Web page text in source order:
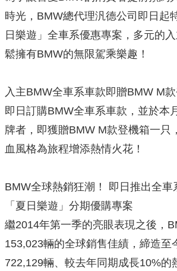
時光，BMW總代理汎德公司即日起
日樂遊」全車系優惠專案，多元的
鬆擁有BMW的無限駕乘樂趣！
入主BMW全車系車款即贈BMW M
即日訂購BMW全車系車款，並於本
牌者，即獲贈BMW M款登機箱一只
血風格為旅程增添熱情火花！
BMW全球熱銷狂潮！ 即日推出全車
「夏日樂遊」分期優購專案
繼2014年第一季的亮眼表現之後，
153,023輛的全球銷售佳績，締造至
722,129輛、較去年同期成長10%的